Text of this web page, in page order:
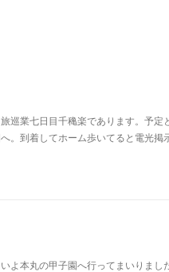
巡業七日目千穐楽であります。予
。到着してホーム歩いてると電光掲
よ本丸の甲子園へ行ってまいりま